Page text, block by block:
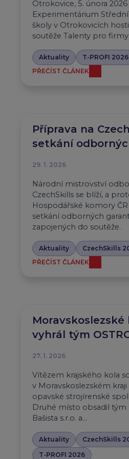
Otrokovice, 5. února 2026
Experimentárium
školy v Otrokovicích
soutěže Talenty pro firmy
Aktuality
T-PROFI 2026
PŘEČÍST ČLÁNEK
Příprava na
setkání
29. 1. 2026
Národní mistrovství
CzechSkills se blíží, a
Hospodářské komory
setkání odborných
zapojených do soutěže.
Aktuality
CzechSkills
PŘEČÍST ČLÁNEK
Moravskoslezské
vyhrál tým
27. 1. 2026
Vítězem krajského kola
v Moravskoslezském kraji
opavské strojírenské
Druhé místo obsadil
Bašista s.r.o. a…
Aktuality
CzechSkills
T-PROFI 2026